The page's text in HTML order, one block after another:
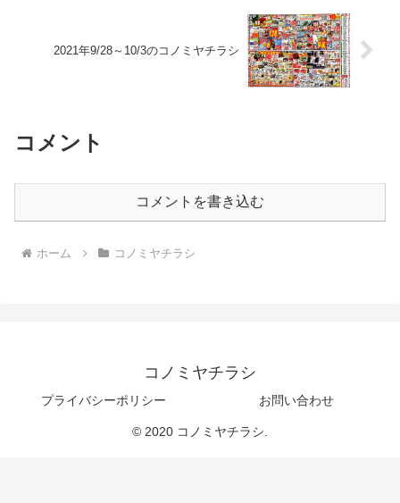
2021年9/28～10/3のコノミヤチラシ
コメント
コメントを書き込む
ホーム コノミヤチラシ
コノミヤチラシ
プライバシーポリシー お問い合わせ
© 2020 コノミヤチラシ.